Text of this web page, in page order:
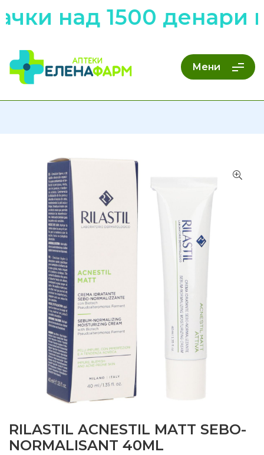
над 1500 денари
Мени
RILASTIL ACNESTIL MATT SEBO-
NORMALISANT 40ML